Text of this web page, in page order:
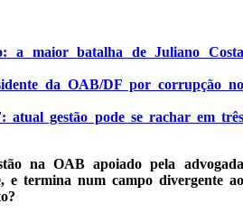
a maior batalha de Juliano Costa
da OAB/DF por corrupção no
atual gestão pode se rachar em três
na OAB apoiado pela advogada
e termina num campo divergente ao